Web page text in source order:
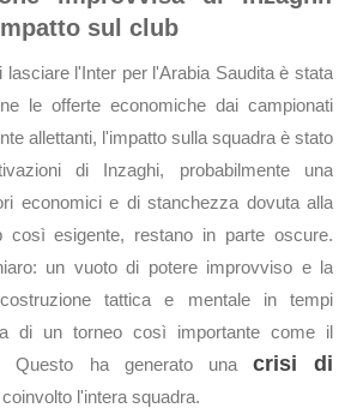
sul club
lasciare l'Inter per l'Arabia Saudita è stata
le offerte economiche dai campionati
allettanti, l'impatto sulla squadra è stato
di Inzaghi, probabilmente una
economici e di stanchezza dovuta alla
così esigente, restano in parte oscure.
un vuoto di potere improvviso e la
tattica e mentale in tempi
di un torneo così importante come il
Questo ha generato una crisi di
l'intera squadra.